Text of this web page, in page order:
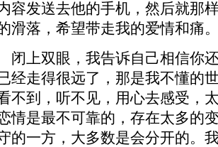
容发送去他的手机，然后就那
滑落，希望带走我的爱情和痛
上双眼，我告诉自己相信你还
经走得很远了，那是我不懂的
不到，听不见，用心去感受，
情是最不可靠的，存在太多的
的一方，大多数是会分开的。